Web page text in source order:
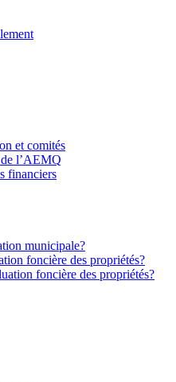
et comités
l’AEMQ
financiers
municipale?
foncière des propriétés?
foncière des propriétés?